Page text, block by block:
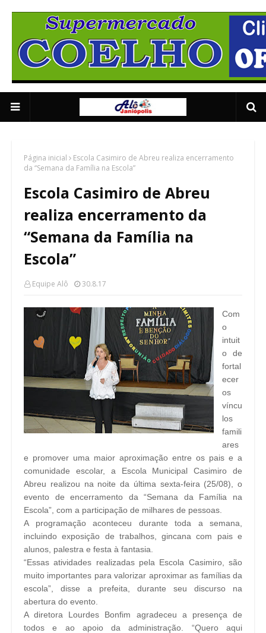
Página inicial
Escola Casimiro de Abreu realiza encerramento
da “Semana da Família na Escola”
Escola Casimiro de Abreu
realiza encerramento da
“Semana da Família na
Escola”
Equipe Alô 30.8.17
Com
o
intuit
o de
fortal
ecer
os
víncu
los
famili
ares
e promover uma maior aproximação entre os pais e a
comunidade escolar, a Escola Municipal Casimiro de
Abreu realizou na noite da última sexta-feira (25/08), o
evento de encerramento da “Semana da Família na
Escola”, com a participação de milhares de pessoas.
A programação aconteceu durante toda a semana,
incluindo exposição de trabalhos, gincana com pais e
alunos, palestra e festa à fantasia.
“Essas atividades realizadas pela Escola Casimiro, são
muito importantes para valorizar aproximar as famílias da
escola”, disse a prefeita, durante seu discurso na
abertura do evento.
A diretora Lourdes Bonfim agradeceu a presença de
todos e ao apoio da administração. “Quero aqui